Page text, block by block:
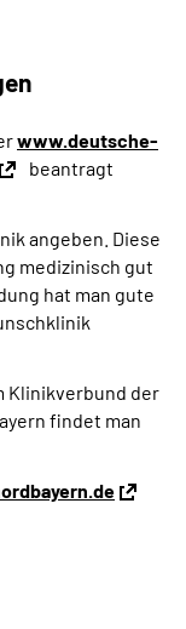
www.deutsche-
beantragt
angeben. Diese
medizinisch gut
hat man gute
Klinikverbund der
findet man